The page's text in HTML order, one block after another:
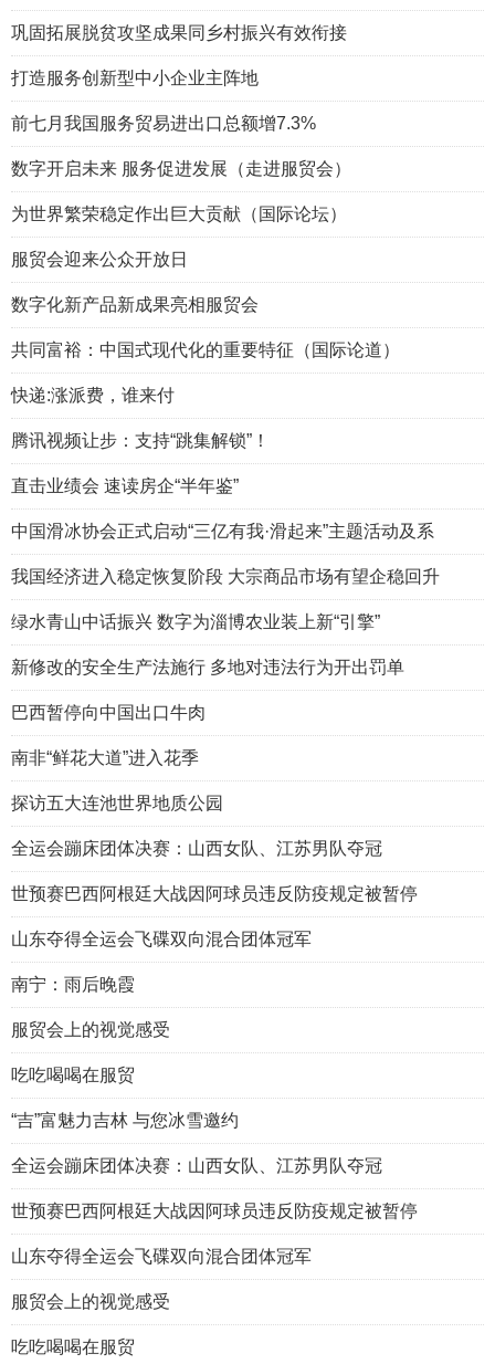
巩固拓展脱贫攻坚成果同乡村振兴有效衔接
打造服务创新型中小企业主阵地
前七月我国服务贸易进出口总额增7.3%
数字开启未来 服务促进发展（走进服贸会）
为世界繁荣稳定作出巨大贡献（国际论坛）
服贸会迎来公众开放日
数字化新产品新成果亮相服贸会
共同富裕：中国式现代化的重要特征（国际论道）
快递:涨派费，谁来付
腾讯视频让步：支持“跳集解锁”！
直击业绩会 速读房企“半年鉴”
中国滑冰协会正式启动“三亿有我·滑起来”主题活动及系
我国经济进入稳定恢复阶段 大宗商品市场有望企稳回升
绿水青山中话振兴 数字为淄博农业装上新“引擎”
新修改的安全生产法施行 多地对违法行为开出罚单
巴西暂停向中国出口牛肉
南非“鲜花大道”进入花季
探访五大连池世界地质公园
全运会蹦床团体决赛：山西女队、江苏男队夺冠
世预赛巴西阿根廷大战因阿球员违反防疫规定被暂停
山东夺得全运会飞碟双向混合团体冠军
南宁：雨后晚霞
服贸会上的视觉感受
吃吃喝喝在服贸
“吉”富魅力吉林 与您冰雪邀约
全运会蹦床团体决赛：山西女队、江苏男队夺冠
世预赛巴西阿根廷大战因阿球员违反防疫规定被暂停
山东夺得全运会飞碟双向混合团体冠军
服贸会上的视觉感受
吃吃喝喝在服贸